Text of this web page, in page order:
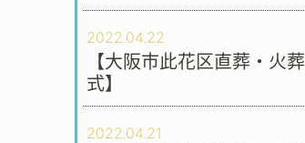
2022.04.22
【大阪市此花区直葬・火葬
式】
2022.04.21